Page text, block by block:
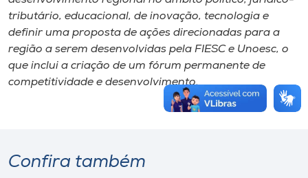
tributário, educacional, de inovação, tecnologia e
definir uma proposta de ações direcionadas para a
região a serem desenvolvidas pela FIESC e Unoesc, o
que inclui a criação de um fórum permanente de
competitividade e desenvolvimento.
Confira também